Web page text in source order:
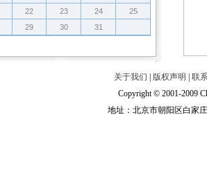
22 23 24
25
29 30 31
关于我们 版权声明
联
Copyright © 2001-2009
地址：北京市朝阳区白家